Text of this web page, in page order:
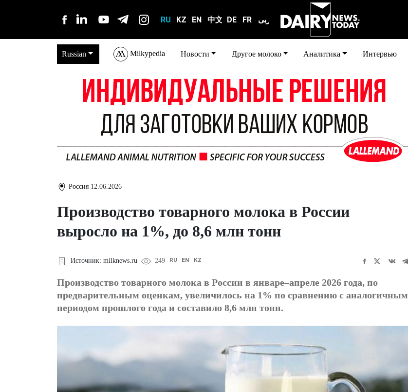
RU KZ EN 中文 DE FR عربى
Russian Milkypedia Новости Другое молоко Аналитика Интервью
Россия 12.06.2026
Производство товарного молока в России
выросло на 1%, до 8,6 млн тонн
Источник: milknews.ru 249 RU EN KZ
Производство товарного молока в России в январе–апреле 2026 года, по
предварительным оценкам, увеличилось на 1% по сравнению с аналогичным
периодом прошлого года и составило 8,6 млн тонн.